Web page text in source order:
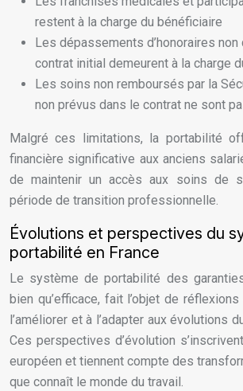
restent à la charge du bénéficiaire
Les dépassements d’honoraires
contrat initial demeurent à la charge
Les soins non remboursés par la
non prévus dans le contrat ne sont
Malgré ces limitations, la portabilité
financière significative aux anciens
de maintenir un accès aux soins de
période de transition professionnelle.
Évolutions et perspectives du
portabilité en France
Le système de portabilité des
bien qu’efficace, fait l’objet de
l’améliorer et à l’adapter aux évolutions
Ces perspectives d’évolution
européen et tiennent compte des
que connaît le monde du travail.